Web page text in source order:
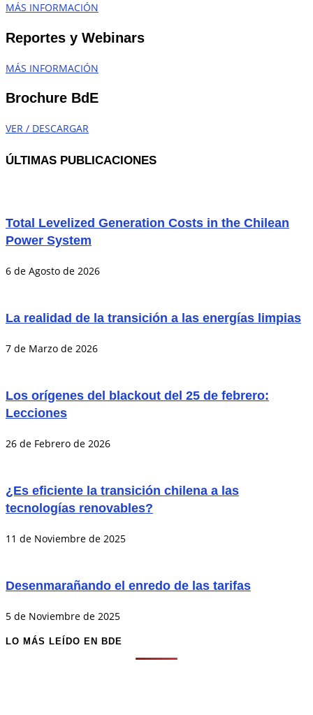
MÁS INFORMACIÓN
Reportes y Webinars
MÁS INFORMACIÓN
Brochure BdE
VER / DESCARGAR
ÚLTIMAS PUBLICACIONES
Total Levelized Generation Costs in the Chilean
Power System
6 de Agosto de 2026
La realidad de la transición a las energías limpias
7 de Marzo de 2026
Los orígenes del blackout del 25 de febrero:
Lecciones
26 de Febrero de 2026
¿Es eficiente la transición chilena a las
tecnologías renovables?
11 de Noviembre de 2025
Desenmarañando el enredo de las tarifas
5 de Noviembre de 2025
LO MÁS LEÍDO EN BDE